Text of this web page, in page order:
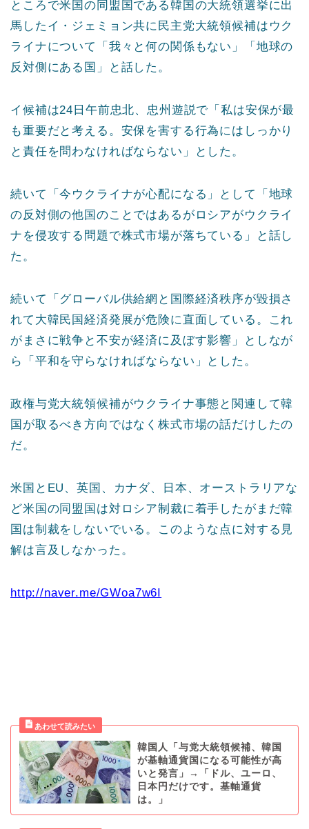
ところで米国の同盟国である韓国の大統領選挙に出
馬したイ・ジェミョン共に民主党大統領候補はウク
ライナについて「我々と何の関係もない」「地球の
反対側にある国」と話した。
イ候補は24日午前忠北、忠州遊説で「私は安保が最
も重要だと考える。安保を害する行為にはしっかり
と責任を問わなければならない」とした。
続いて「今ウクライナが心配になる」として「地球
の反対側の他国のことではあるがロシアがウクライ
ナを侵攻する問題で株式市場が落ちている」と話し
た。
続いて「グローバル供給網と国際経済秩序が毀損さ
れて大韓民国経済発展が危険に直面している。これ
がまさに戦争と不安が経済に及ぼす影響」としなが
ら「平和を守らなければならない」とした。
政権与党大統領候補がウクライナ事態と関連して韓
国が取るべき方向ではなく株式市場の話だけしたの
だ。
米国とEU、英国、カナダ、日本、オーストラリアな
ど米国の同盟国は対ロシア制裁に着手したがまだ韓
国は制裁をしないでいる。このような点に対する見
解は言及しなかった。
http://naver.me/GWoa7w6I
韓国人「与党大統領候補、韓国
が基軸通貨国になる可能性が高
いと発言」→「ドル、ユーロ、
日本円だけです。基軸通貨
は。」